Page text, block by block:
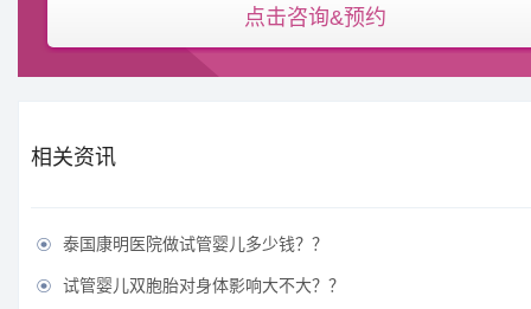
点击咨询&预约
相关资讯
 泰国康明医院做试管婴儿多少钱？？
 试管婴儿双胞胎对身体影响大不大？？